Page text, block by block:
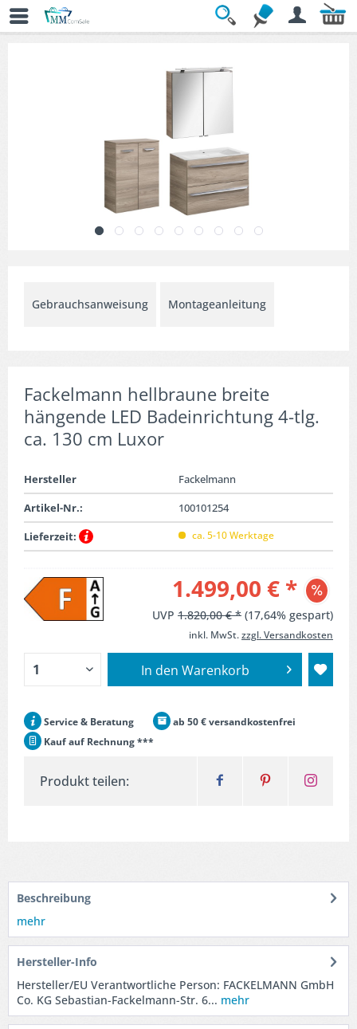
Übersicht
Gebrauchsanweisung Montageanleitung
Fackelmann hellbraune breite
hängende LED Badeinrichtung 4-tlg.
ca. 130 cm Luxor
Hersteller
Fackelmann
Artikel-Nr.:
100101254
Lieferzeit:
ca. 5-10 Werktage
1.499,00 € *
UVP 1.820,00 € * (17,64% gespart)
inkl. MwSt.zzgl. Versandkosten
In den Warenkorb
Service & Beratung
ab 50 € versandkostenfrei
Kauf auf Rechnung ***
Produkt teilen:
Beschreibung
mehr
Hersteller-Info
Hersteller/EU Verantwortliche Person: FACKELMANN GmbH
Co. KG Sebastian-Fackelmann-Str. 6... mehr